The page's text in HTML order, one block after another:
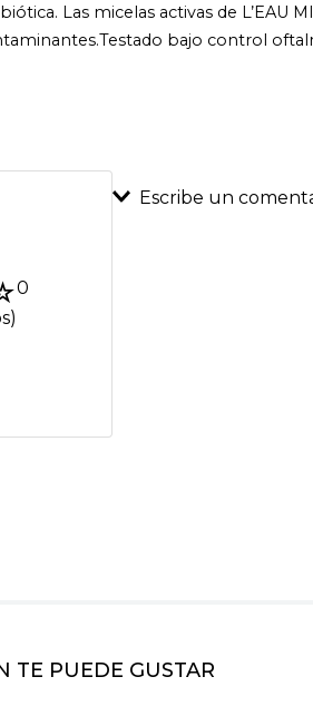
Las micelas activas de L’EAU
bajo control
0
Escribe un
TE PUEDE GUSTAR